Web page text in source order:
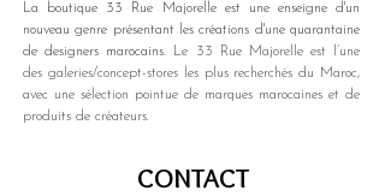
La boutique 33 Rue Majorelle est une enseigne d'un
nouveau genre présentant les créations d'une quarantaine
de designers marocains.
Le 33 Rue Majorelle est l’une
des galeries/concept-stores les plus recherchés du Maroc,
avec une sélection pointue de marques marocaines et de
produits de créateurs.
CONTACT